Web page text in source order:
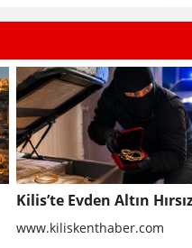
Kilis’te Evden Altın
www.kiliskenthaber.com